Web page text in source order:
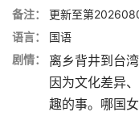
备注：
更新至第
语言：
国语
剧情：
离乡背井到台
因为文化差异
趣的事。哪国